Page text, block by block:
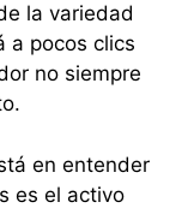
la variedad
a pocos clics
no siempre
en entender
es el activo